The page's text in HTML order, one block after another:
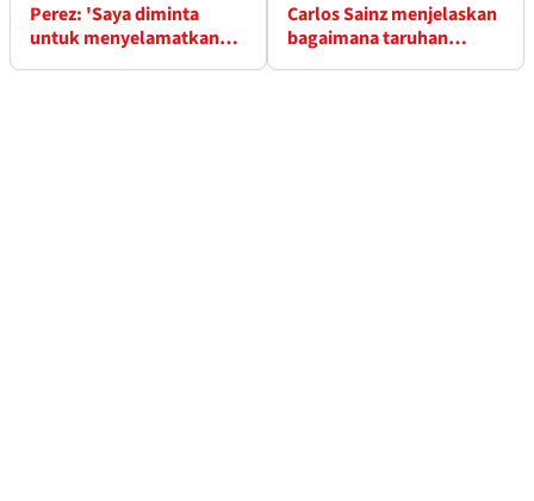
Perez: 'Saya diminta
untuk menyelamatkan
Carlos Sainz menjelaskan
bagaimana taruhan